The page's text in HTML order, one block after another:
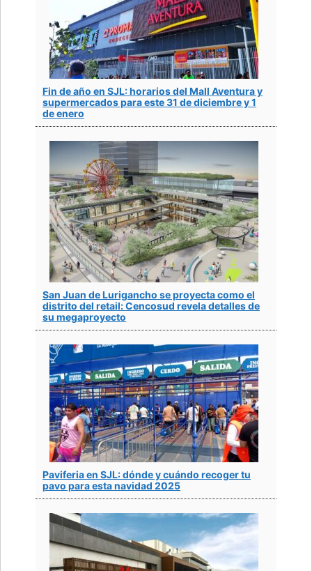
Fin de año en SJL: horarios del Mall Aventura y
supermercados para este 31 de diciembre y 1
de enero
San Juan de Lurigancho se proyecta como el
distrito del retail: Cencosud revela detalles de
su megaproyecto
Paviferia en SJL: dónde y cuándo recoger tu
pavo para esta navidad 2025